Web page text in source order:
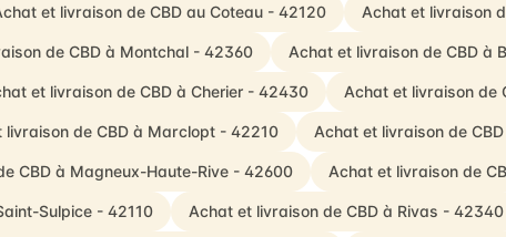
et livraison de CBD au Coteau - 42120 Achat et livraison
de CBD à Montchal - 42360 Achat et livraison de CBD à
et livraison de CBD à Cherier - 42430 Achat et livraison de
livraison de CBD à Marclopt - 42210 Achat et livraison de
CBD à Magneux-Haute-Rive - 42600 Achat et livraison de
Sulpice - 42110 Achat et livraison de CBD à Rivas - 42340